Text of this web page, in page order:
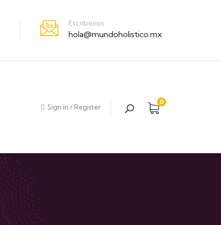
Escríbenos
hola@mundoholistico.mx
Sign in / Register
0